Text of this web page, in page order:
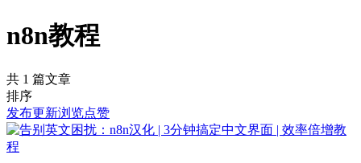
n8n教程
共 1 篇文章
排序
发布更新浏览点赞